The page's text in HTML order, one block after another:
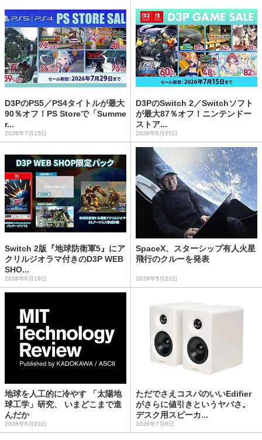
D3PのPS5／PS4タイトルが最大
90％オフ！PS Storeで「Summe
r...
2026年7月15日
D3PのSwitch 2／Switchソフト
が最大87％オフ！ニンテンドー
ストア...
2026年6月25日
Switch 2版『地球防衛軍5』にア
クリルジオラマ付きのD3P WEB
SHO...
2026年6月19日
SpaceX、スターシップ有人火星
飛行のクルーを発表
2026年5月22日
地球を人工的に冷やす 「太陽地
球工学」研究、 いまどこまで進
んだか
2026年6月23日
ただでさえコスパのいいEdifier
がさらに値引きというヤバさ。
デスク用スピーカ...
2026年7月8日